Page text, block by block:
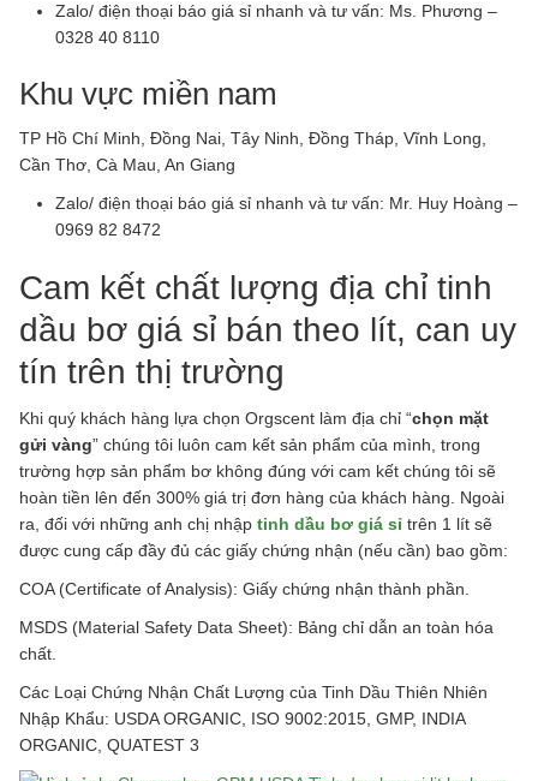
Zalo/ điện thoại báo giá sỉ nhanh và tư vấn: Ms. Phương –
0328 40 8110
Khu vực miền nam
TP Hồ Chí Minh, Đồng Nai, Tây Ninh, Đồng Tháp, Vĩnh Long,
Cần Thơ, Cà Mau, An Giang
Zalo/ điện thoại báo giá sỉ nhanh và tư vấn: Mr. Huy Hoàng –
0969 82 8472
Cam kết chất lượng địa chỉ tinh
dầu bơ giá sỉ bán theo lít, can uy
tín trên thị trường
Khi quý khách hàng lựa chọn Orgscent làm địa chỉ “chọn mặt
gửi vàng” chúng tôi luôn cam kết sản phẩm của mình, trong
trường hợp sản phẩm bơ không đúng với cam kết chúng tôi sẽ
hoàn tiền lên đến 300% giá trị đơn hàng của khách hàng. Ngoài
ra, đối với những anh chị nhập tinh dầu bơ giá sỉ trên 1 lít sẽ
được cung cấp đầy đủ các giấy chứng nhận (nếu cần) bao gồm:
COA (Certificate of Analysis): Giấy chứng nhận thành phần.
MSDS (Material Safety Data Sheet): Bảng chỉ dẫn an toàn hóa
chất.
Các Loại Chứng Nhận Chất Lượng của Tinh Dầu Thiên Nhiên
Nhập Khẩu: USDA ORGANIC, ISO 9002:2015, GMP, INDIA
ORGANIC, QUATEST 3